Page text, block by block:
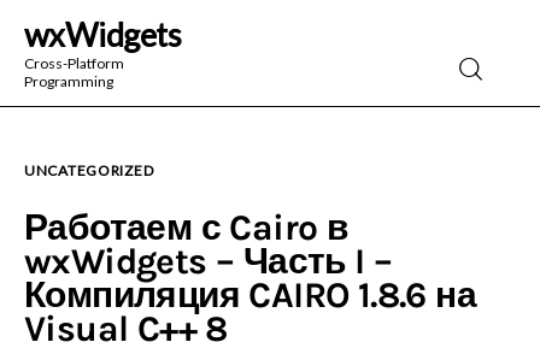
wxWidgets
Cross-Platform
ProgrammingwxWidgets
Cross-Platform Programming
UNCATEGORIZED
Работаем с Cairo в
wxWidgets – Часть I –
Компиляция CAIRO 1.8.6 на
Visual C++ 8